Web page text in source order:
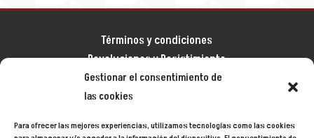
Gestionar el consentimiento de
las cookies
Para ofrecer las mejores experiencias, utilizamos tecnologías como las cookies
Términos y condiciones
Devoluciones y Desistimiento
Aviso legal
Política de privacidad
Mapa del sitio